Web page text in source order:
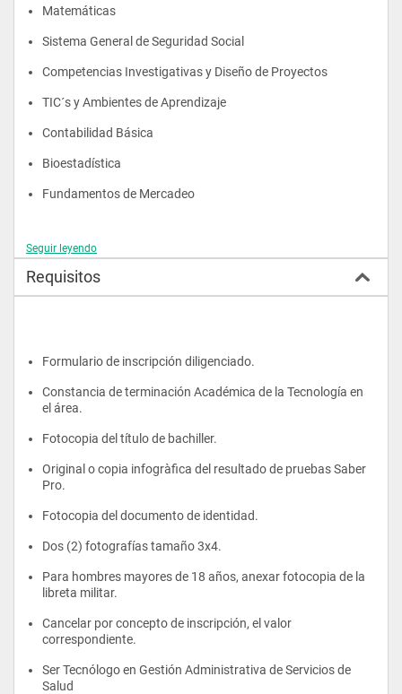
Matemáticas
Sistema General de Seguridad Social
Competencias Investigativas y Diseño de Proyectos
TIC´s y Ambientes de Aprendizaje
Contabilidad Básica
Bioestadística
Fundamentos de Mercadeo
Costos en Salud
Atención Primaria y Promoción en Salud
Facturación en Salud
Competencias Socio Humanísticas (Ciclo propedéutico)
Tercer año
Seguir leyendo
Requisitos
Formulario de inscripción diligenciado.
Constancia de terminación Académica de la Tecnología en
el área.
Fotocopia del título de bachiller.
Original o copia infogràfica del resultado de pruebas Saber
Pro.
Fotocopia del documento de identidad.
Dos (2) fotografías tamaño 3x4.
Para hombres mayores de 18 años, anexar fotocopia de la
libreta militar.
Cancelar por concepto de inscripción, el valor
correspondiente.
Ser Tecnólogo en Gestión Administrativa de Servicios de
Salud